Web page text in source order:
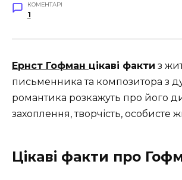
КОМЕНТАРІ
1
Ернст Гофман цікаві факти з
письменника та композитора з
романтика розкажуть про його
захоплення, творчість, особисте
Цікаві факти про